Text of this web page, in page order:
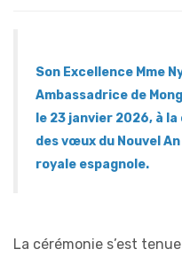
Son Excellence Mme
Ambassadrice de
le 23 janvier 2026, à
des vœux du Nouvel
royale espagnole.
La cérémonie s’est